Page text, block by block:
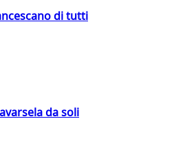
di tutti
da soli